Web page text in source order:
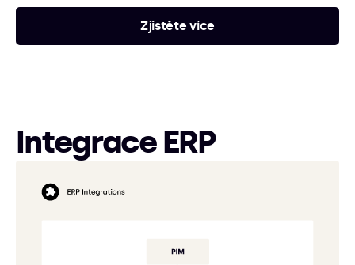
Zjistěte více
Integrace ERP